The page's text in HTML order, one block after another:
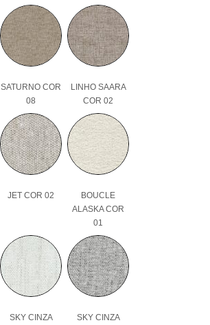
SATURNO COR
08
LINHO SAARA
COR 02
JET COR 02
BOUCLE
ALASKA COR
01
SKY CINZA
SKY CINZA